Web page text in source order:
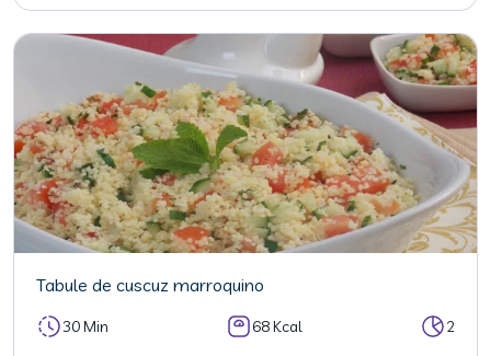
Tabule de cuscuz marroquino
30 Min 68 Kcal 2